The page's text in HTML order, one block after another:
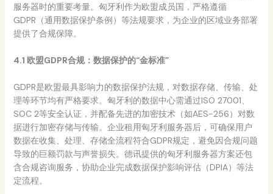
服务器时的重要考量。匈牙利作为欧盟成员国，严格遵循
GDPR（通用数据保护条例）等法规要求，为企业的区域业务部署
提供了合规保障。
4.1 欧盟GDPR合规：数据保护的“金标准”
GDPR是欧盟最具影响力的数据保护法规，对数据存储、传输、处
理等环节均有严格要求。匈牙利的数据中心需通过ISO 27001、
SOC 2等安全认证，并配备先进的加密技术（如AES-256）对数
据进行加密存储与传输。企业租用匈牙利服务器后，可确保用户
数据在收集、处理、存储全流程符合GDPR规定，避免因合规问题
导致的巨额罚款与声誉损失。德讯提供的匈牙利服务器方案还包
含合规咨询服务，协助企业完成数据保护影响评估（DPIA）等法
定流程。